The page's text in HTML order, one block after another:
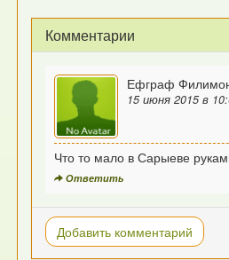
Комментарии
Ефграф
15 июня 2015 в
Что то мало в Сарыеве
Ответить
Добавить комментарий